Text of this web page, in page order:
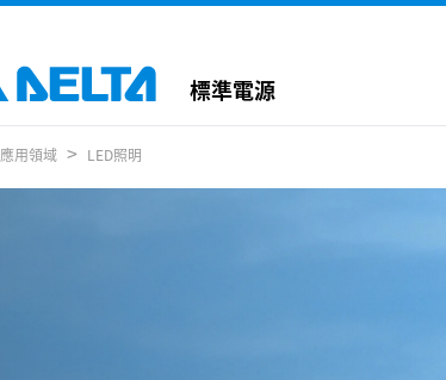
標準電源
應用領域 LED照明